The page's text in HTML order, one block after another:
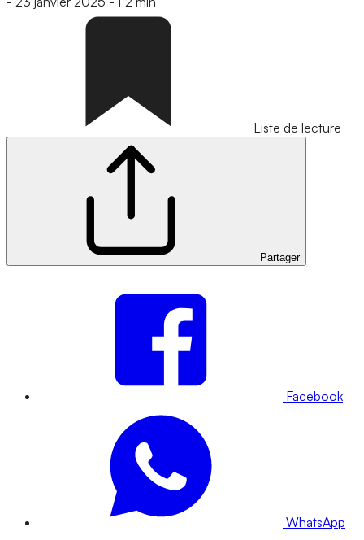
Liste de lecture
Partager
Facebook
WhatsApp